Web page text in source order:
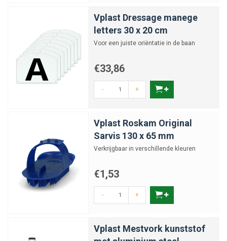
Vplast Dressage manege
letters 30 x 20 cm
Voor een juiste oriëntatie in de baan
€33,86
- +
Vplast Roskam Original
Sarvis 130 x 65 mm
Verkrijgbaar in verschillende kleuren
€1,53
- +
Vplast Mestvork kunststof